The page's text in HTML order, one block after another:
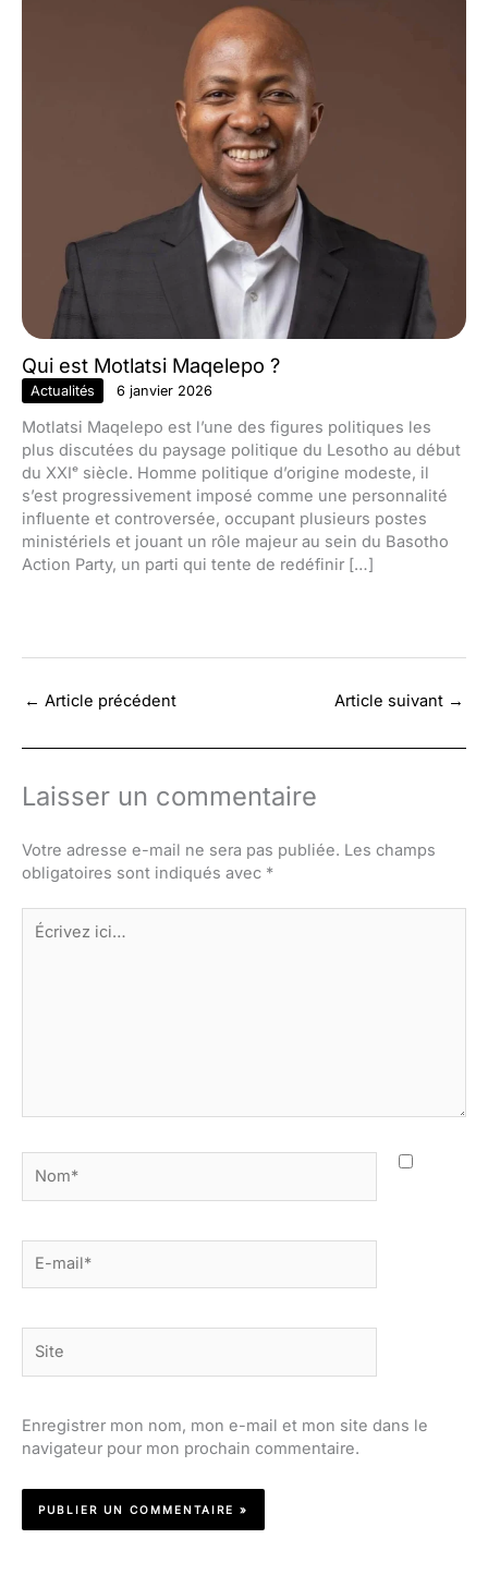
Qui est Motlatsi Maqelepo ?
Actualités 6 janvier 2026
Motlatsi Maqelepo est l’une des figures politiques les
plus discutées du paysage politique du Lesotho au début
du XXIᵉ siècle. Homme politique d’origine modeste, il
s’est progressivement imposé comme une personnalité
influente et controversée, occupant plusieurs postes
ministériels et jouant un rôle majeur au sein du Basotho
Action Party, un parti qui tente de redéfinir […]
← Article précédent Article suivant →
Laisser un commentaire
Votre adresse e-mail ne sera pas publiée. Les champs
obligatoires sont indiqués avec *
Écrivez
ici…
mail*
Enregistrer mon nom, mon e-mail et mon site dans le
navigateur pour mon prochain commentaire.